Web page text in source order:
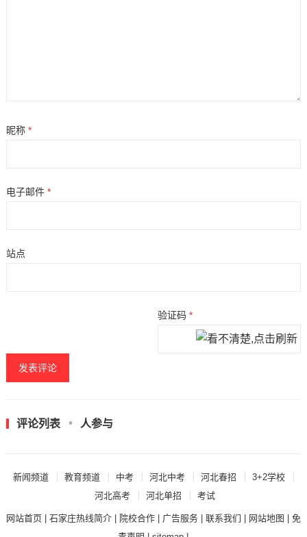
昵称 *
电子邮件 *
站点
验证码*
评论列表 人参与
新闻频道 教育频道 中考 河北中考 河北春招
3+2学校
河北高考
河北单招 考试
网站首页| 石家庄热线简介| 院校合作| 广告服务| 联系我们 网站地图
免